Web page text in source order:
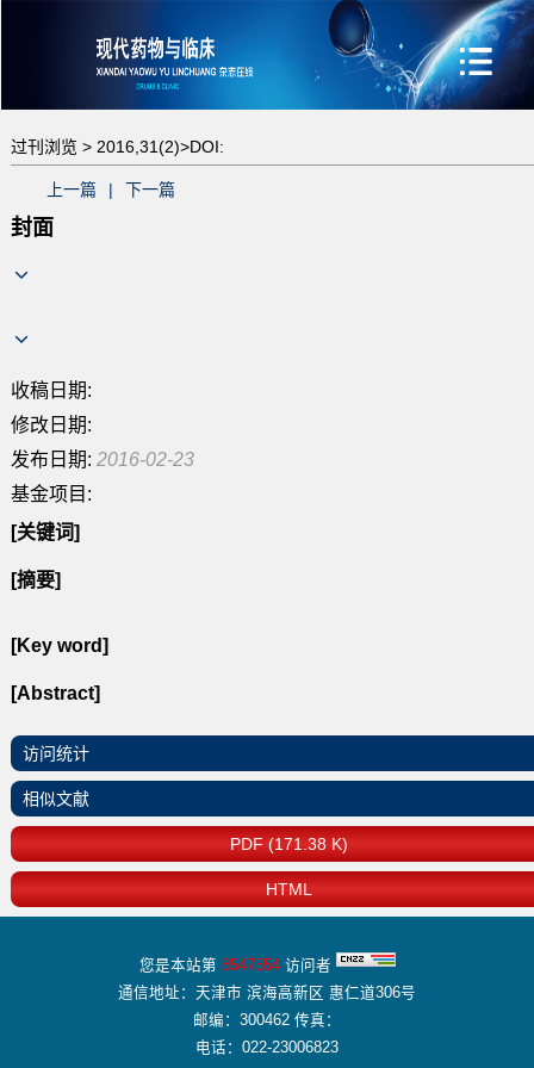
过刊浏览 > 2016,31(2)>DOI:
上一篇 | 下一篇
封面
收稿日期:
修改日期:
发布日期: 2016-02-23
基金项目:
[关键词]
[摘要]
[Key word]
[Abstract]
访问统计
相似文献
PDF (171.38 K)
HTML
您是本站第 8547554访问者
通信地址：天津市 滨海高新区 惠仁道306号
邮编：300462 传真：
电话：022-23006823